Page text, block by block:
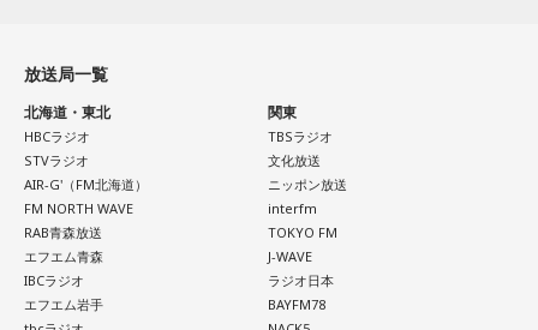
下村「これはもう決定的に大きいですね。すべてのこういう
嘘にAIによる巧妙なのし上がりが、磨きがかけられてしまっ
たということがあります。これは嘘が精巧になったっていう
だけじゃなくて、実は最悪の影響は、本当の情報が疑われる
ようになっちゃった。これこそが最も大きな本質的な迷惑で
すよね」
長野「AIの嘘情報がリアルすぎて？」
放送局一覧
北海道・東北
HBCラジオ
STVラジオ
AIR-G'（FM北海道）
FM NORTH WAVE
RAB青森放送
エフエム青森
IBCラジオ
エフエム岩手
関東
TBSラジオ
文化放送
ニッポン放送
interfm
TOKYO FM
J-WAVE
ラジオ日本
BAYFM78